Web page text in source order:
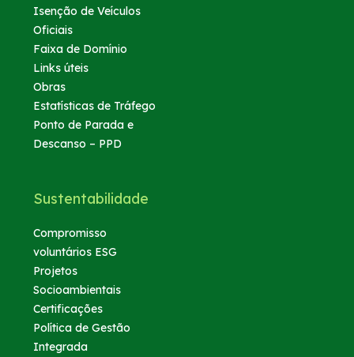
Isenção de Veículos
Oficiais
Faixa de Domínio
Links úteis
Obras
Estatísticas de Tráfego
Ponto de Parada e
Descanso – PPD
Sustentabilidade
Compromisso
voluntários ESG
Projetos
Socioambientais
Certificações
Política de Gestão
Integrada